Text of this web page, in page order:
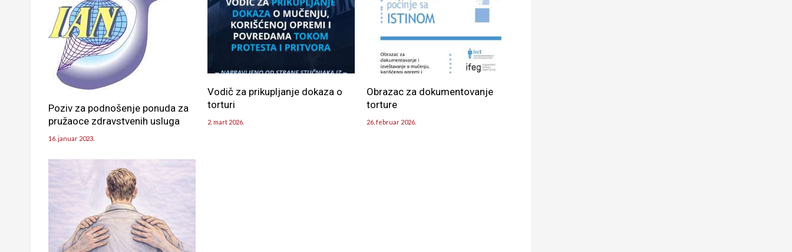
Poziv za podnošenje ponuda za
pružaoce zdravstvenih usluga
16. januar 2023.
Vodič za prikupljanje dokaza o
torturi
2. mart 2026.
Obrazac za dokumentovanje
torture
26. februar 2026.